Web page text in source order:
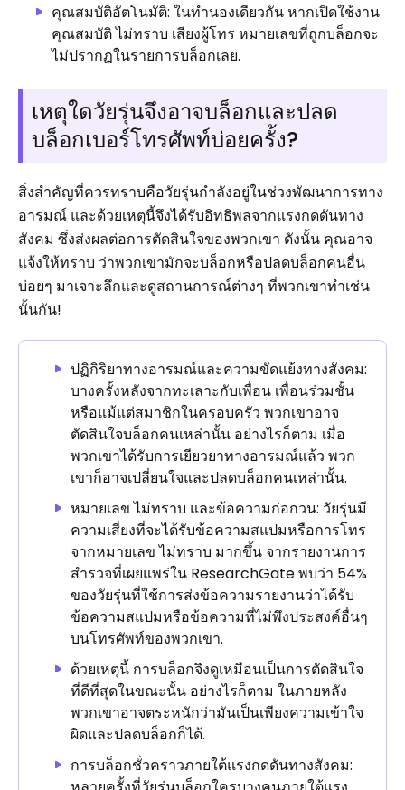
คุณสมบัติอัตโนมัติ: ในทำนองเดียวกัน หากเปิดใช้งาน
คุณสมบัติ ไม่ทราบ เสียงผู้โทร หมายเลขที่ถูกบล็อกจะ
ไม่ปรากฏในรายการบล็อกเลย.
เหตุใดวัยรุ่นจึงอาจบล็อกและปลด
บล็อกเบอร์โทรศัพท์บ่อยครั้ง?
สิ่งสำคัญที่ควรทราบคือวัยรุ่นกำลังอยู่ในช่วงพัฒนาการทาง
อารมณ์ และด้วยเหตุนี้จึงได้รับอิทธิพลจากแรงกดดันทาง
สังคม ซึ่งส่งผลต่อการตัดสินใจของพวกเขา ดังนั้น คุณอาจ
แจ้งให้ทราบ ว่าพวกเขามักจะบล็อกหรือปลดบล็อกคนอื่น
บ่อยๆ มาเจาะลึกและดูสถานการณ์ต่างๆ ที่พวกเขาทำเช่น
นั้นกัน!
ปฏิกิริยาทางอารมณ์และความขัดแย้งทางสังคม:
บางครั้งหลังจากทะเลาะกับเพื่อน เพื่อนร่วมชั้น
หรือแม้แต่สมาชิกในครอบครัว พวกเขาอาจ
ตัดสินใจบล็อกคนเหล่านั้น อย่างไรก็ตาม เมื่อ
พวกเขาได้รับการเยียวยาทางอารมณ์แล้ว พวก
เขาก็อาจเปลี่ยนใจและปลดบล็อกคนเหล่านั้น.
หมายเลข ไม่ทราบ และข้อความก่อกวน: วัยรุ่นมี
ความเสี่ยงที่จะได้รับข้อความสแปมหรือการโทร
จากหมายเลข ไม่ทราบ มากขึ้น จากรายงานการ
สำรวจที่เผยแพร่ใน ResearchGate พบว่า 54%
ของวัยรุ่นที่ใช้การส่งข้อความรายงานว่าได้รับ
ข้อความสแปมหรือข้อความที่ไม่พึงประสงค์อื่นๆ
บนโทรศัพท์ของพวกเขา.
ด้วยเหตุนี้ การบล็อกจึงดูเหมือนเป็นการตัดสินใจ
ที่ดีที่สุดในขณะนั้น อย่างไรก็ตาม ในภายหลัง
พวกเขาอาจตระหนักว่ามันเป็นเพียงความเข้าใจ
ผิดและปลดบล็อกก็ได้.
การบล็อกชั่วคราวภายใต้แรงกดดันทางสังคม: